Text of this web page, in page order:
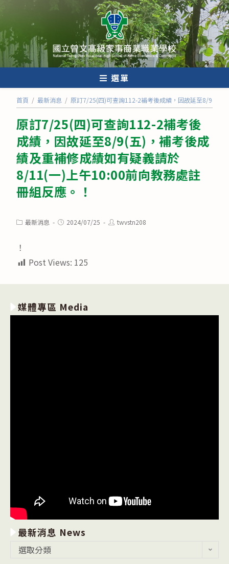
轉
至
主
要
內
選單
首頁 / 最新消息 / 原訂7/25(四)可查詢112-2補考後成績，因故延至8/9(五)
原訂7/25(四)可查詢112-2補考後
成績，因故延至8/9(五)，補考後成
績及重補修成績如有疑義請於
8/11(一)上午10:00前向教務處註
冊組反應。！
Post最新消息
Post2024/07/25
Posttwvstn208
！
Post Views: 125
媒體專區 Media
最新消息 News
選取分類